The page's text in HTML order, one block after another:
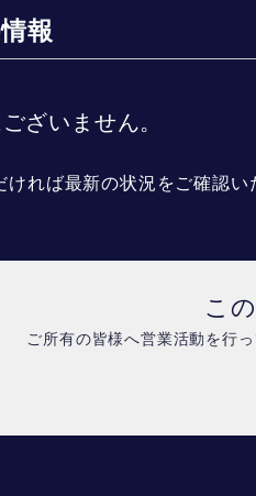
報
ざいません。
れば最新の状況をご確認い
こ
ご所有の皆様へ営業活動を行